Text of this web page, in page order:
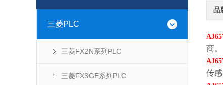
三菱PLC
三菱FX2N系列PLC
三菱FX3GE系列PLC
品
商。
传